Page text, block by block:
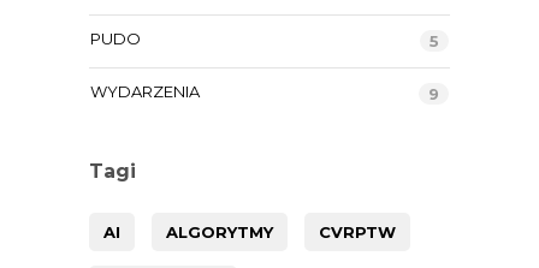
PUDO 5
WYDARZENIA 9
Tagi
AI ALGORYTMY CVRPTW